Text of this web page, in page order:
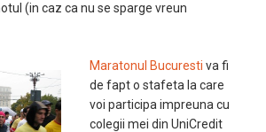
(in caz ca nu se sparge vreun
Maratonul Bucuresti va fi
de fapt o stafeta la care
voi participa impreuna cu
colegii mei din UniCredit